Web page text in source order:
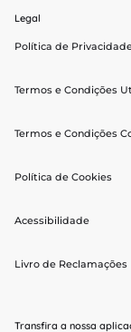
Legal
Política de
Termos e Condições
Termos e Condições
Política de Cookies
Acessibilidade
Livro de Reclamações
Transfira a nossa